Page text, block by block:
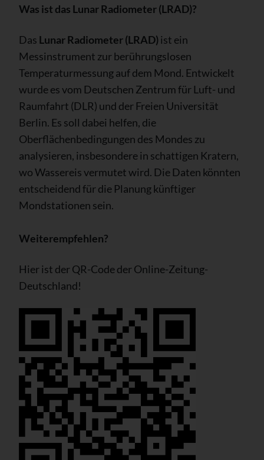
Was ist das Lunar Radiometer (LRAD)?
Das Lunar Radiometer (LRAD) ist ein
Messinstrument zur berührungslosen
Temperaturmessung auf dem Mond. Entwickelt
wurde es vom Deutschen Zentrum für Luft- und
Raumfahrt (DLR) und der Freien Universität
Berlin. Es soll dabei helfen, die
Oberflächenbedingungen des Mondes zu
analysieren, insbesondere in schattigen Kratern,
wo Wassereis vermutet wird. Die Daten könnten
entscheidend für die Planung künftiger
Mondstationen sein.
Weiterempfehlen?
Hier ist der QR-Code der Online-Zeitung-
Deutschland!